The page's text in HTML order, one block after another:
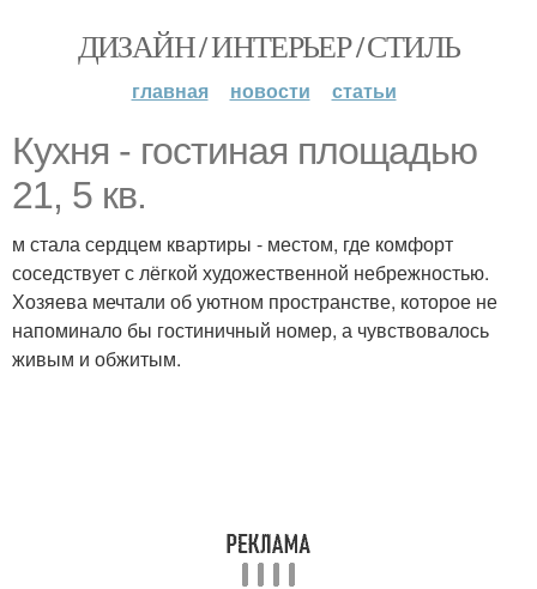
ДИЗАЙН / ИНТЕРЬЕР / СТИЛЬ
главная новости статьи
Кухня - гостиная площадью
21, 5 кв.
м стала сердцем квартиры - местом, где комфорт
соседствует с лёгкой художественной небрежностью.
Хозяева мечтали об уютном пространстве, которое не
напоминало бы гостиничный номер, а чувствовалось
живым и обжитым.